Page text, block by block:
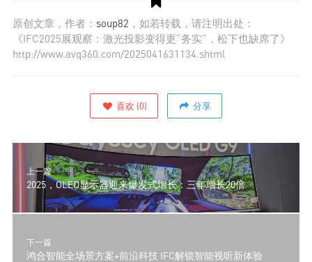
原创文章，作者： soup82 ，如若转载，请注明出处：
《IFC2025展观察：激光投影变得更“务实”，松下也缺席了》
http://www.avq360.com/2025041631134.shtml
喜欢 (0) 分享
上一篇
2025，OLED显示器迎来爆发式增长：三年增长20倍
下一篇
鸿合智能全场景方案+前沿科技 IFC解锁智能视听新体验